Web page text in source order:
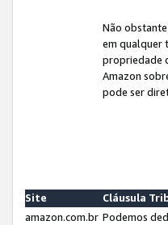
Não
em qualquer
propriedade
Amazon
pode ser
Site
Cláusula
amazon.com.br Podemos